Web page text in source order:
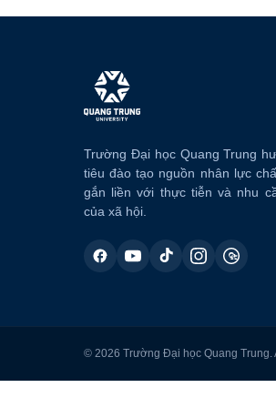
Trường Đại học Quang Trung
tiêu đào tạo nguồn nhân lực
gắn liền với thực tiễn và nhu
của xã hội.
© 2026 Trường Đại học Quang Trung.